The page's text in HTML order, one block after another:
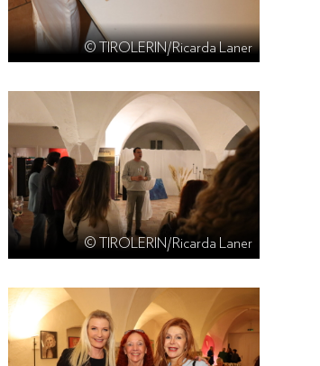
© TIROLERIN/Ricarda Laner
© TIROLERIN/Ricarda Laner